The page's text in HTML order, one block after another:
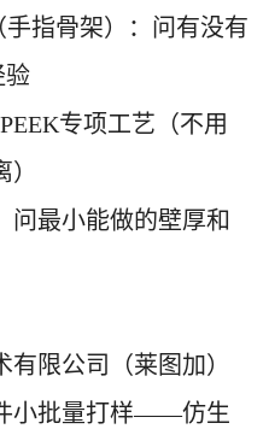
指骨架）：问有没有
验
专项工艺（不用
问最小能做的壁厚和
有限公司（莱图加）
小批量打样——仿生